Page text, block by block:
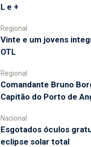
L e +
Regional
Vinte e um jovens
OTL
Regional
Comandante Bruno
Capitão do Porto de
Nacional
Esgotados óculos
eclipse solar total